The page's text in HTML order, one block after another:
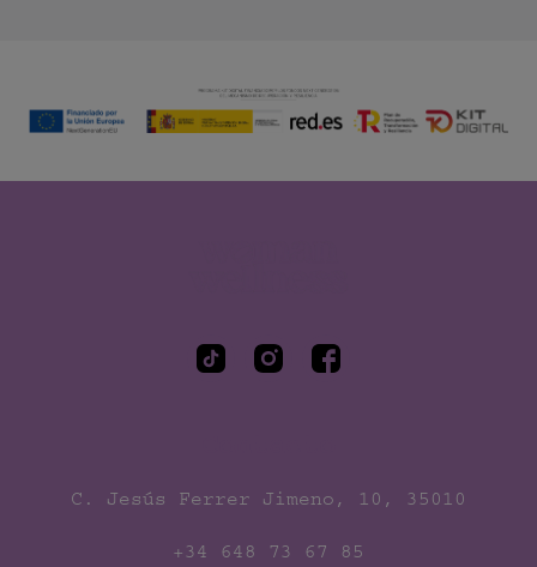
C. Jesús Ferrer Jimeno, 10, 35010
+34 648 73 67 85